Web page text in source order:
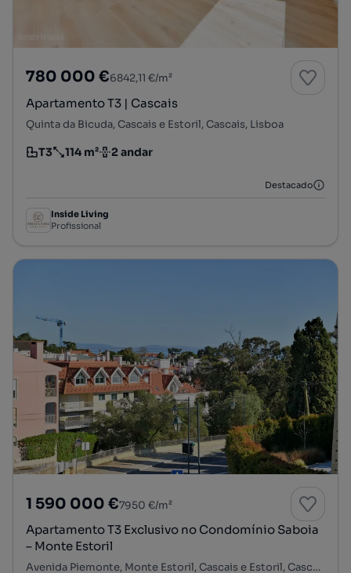
780 000 €6842,11 €/m²
Apartamento T3 | Cascais
Quinta da Bicuda, Cascais e Estoril, Cascais, Lisboa
Tipologia
T3
Preço por metro quadrado
114 m²
Andar 2 andar
Destacado
Inside Living
Profissional
1 590 000 €7950 €/m²
Apartamento T3 Exclusivo no Condomínio Saboia
– Monte Estoril
Avenida Piemonte, Monte Estoril, Cascais e Estoril, Cascais, Lisboa